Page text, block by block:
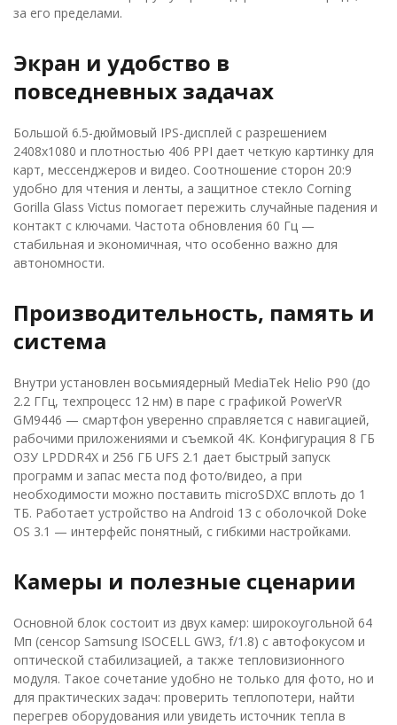
за его пределами.
Экран и удобство в
повседневных задачах
Большой 6.5-дюймовый IPS-дисплей с разрешением
2408x1080 и плотностью 406 PPI дает четкую картинку для
карт, мессенджеров и видео. Соотношение сторон 20:9
удобно для чтения и ленты, а защитное стекло Corning
Gorilla Glass Victus помогает пережить случайные падения и
контакт с ключами. Частота обновления 60 Гц —
стабильная и экономичная, что особенно важно для
автономности.
Производительность, память и
система
Внутри установлен восьмиядерный MediaTek Helio P90 (до
2.2 ГГц, техпроцесс 12 нм) в паре с графикой PowerVR
GM9446 — смартфон уверенно справляется с навигацией,
рабочими приложениями и съемкой 4K. Конфигурация 8 ГБ
ОЗУ LPDDR4X и 256 ГБ UFS 2.1 дает быстрый запуск
программ и запас места под фото/видео, а при
необходимости можно поставить microSDXC вплоть до 1
ТБ. Работает устройство на Android 13 с оболочкой Doke
OS 3.1 — интерфейс понятный, с гибкими настройками.
Камеры и полезные сценарии
Основной блок состоит из двух камер: широкоугольной 64
Мп (сенсор Samsung ISOCELL GW3, f/1.8) с автофокусом и
оптической стабилизацией, а также тепловизионного
модуля. Такое сочетание удобно не только для фото, но и
для практических задач: проверить теплопотери, найти
перегрев оборудования или увидеть источник тепла в